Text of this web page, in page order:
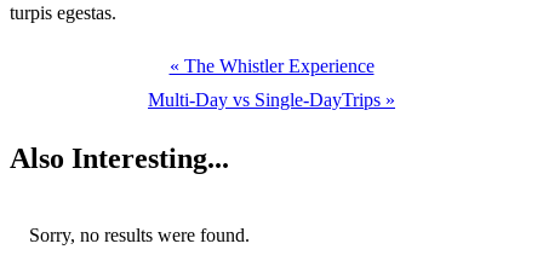
turpis egestas.
« The Whistler Experience
Multi-Day vs Single-DayTrips »
Also Interesting...
Sorry, no results were found.